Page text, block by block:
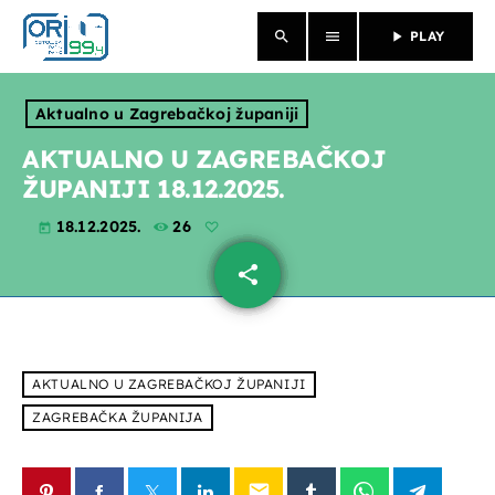
search menu play_arrow PLAY
close
O NAMA
PROGRAM
EMISIJE
Aktualno u Zagrebačkoj županiji
AKTUALNO U ZAGREBAČKOJ
ŽUPANIJI 18.12.2025.
today 18.12.2025. 26
share
email
AKTUALNO U ZAGREBAČKOJ ŽUPANIJI
ZAGREBAČKA ŽUPANIJA